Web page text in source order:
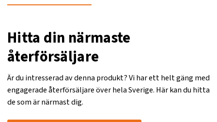
Hitta din närmaste
återförsäljare
Är du intresserad av denna produkt? Vi har ett helt gäng med
engagerade återförsäljare över hela Sverige. Här kan du hitta
de som är närmast dig.